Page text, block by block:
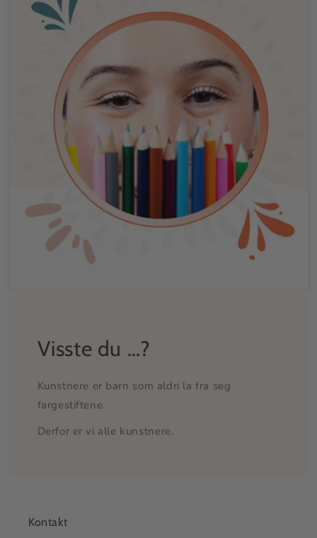
Visste du …?
Kunstnere er barn som aldri la fra seg
fargestiftene.
Derfor er vi alle kunstnere.
Kontakt